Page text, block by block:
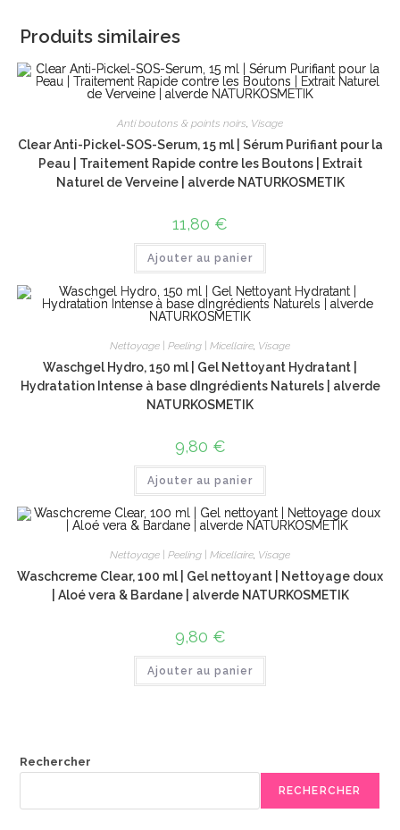
Produits similaires
Anti boutons & points noirs, Visage
Clear Anti-Pickel-SOS-Serum, 15 ml | Sérum Purifiant pour la
Peau | Traitement Rapide contre les Boutons | Extrait
Naturel de Verveine | alverde NATURKOSMETIK
11,80 €
Ajouter au panier
Nettoyage | Peeling | Micellaire Visage
Waschgel Hydro, 150 ml | Gel Nettoyant Hydratant |
Hydratation Intense à base dIngrédients Naturels | alverde
NATURKOSMETIK
9,80 €
Ajouter au panier
Nettoyage | Peeling | Micellaire, Visage
Waschcreme Clear, 100 ml | Gel nettoyant | Nettoyage doux
| Aloé vera & Bardane | alverde NATURKOSMETIK
9,80 €
Ajouter au panier
Rechercher
RECHERCHER